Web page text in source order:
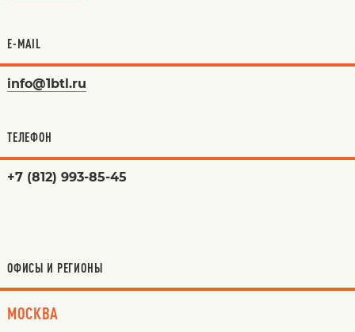
E-MAIL
info@1btl.ru
ТЕЛЕФОН
+7 (812) 993-85-45
ОФИСЫ И РЕГИОНЫ
МОСКВА